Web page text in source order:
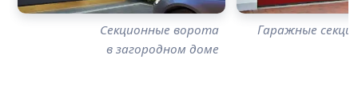
Секционные ворота
в загородном доме
Гаражные